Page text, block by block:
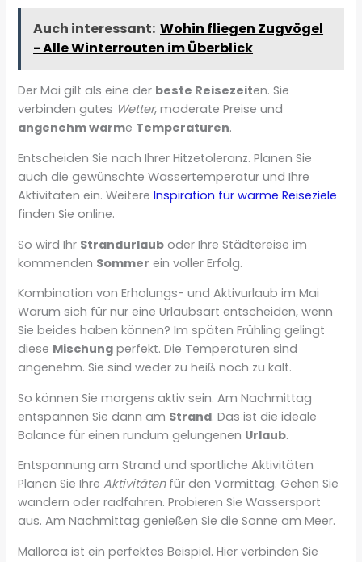
Auch interessant: Wohin fliegen Zugvögel
- Alle Winterrouten im Überblick
Der Mai gilt als eine der beste Reisezeiten. Sie
verbinden gutes Wetter, moderate Preise und
angenehm warme Temperaturen.
Entscheiden Sie nach Ihrer Hitzetoleranz. Planen Sie
auch die gewünschte Wassertemperatur und Ihre
Aktivitäten ein. WeitereInspiration für warme Reiseziele
finden Sie online.
So wird Ihr Strandurlaub oder Ihre Städtereise im
kommenden Sommer ein voller Erfolg.
Kombination von Erholungs- und Aktivurlaub im Mai
Warum sich für nur eine Urlaubsart entscheiden, wenn
Sie beides haben können? Im späten Frühling gelingt
diese Mischung perfekt. Die Temperaturen sind
angenehm. Sie sind weder zu heiß noch zu kalt.
So können Sie morgens aktiv sein. Am Nachmittag
entspannen Sie dann am Strand. Das ist die ideale
Balance für einen rundum gelungenen Urlaub.
Entspannung am Strand und sportliche Aktivitäten
Planen Sie IhreAktivitätenfür den Vormittag. Gehen Sie
wandern oder radfahren. Probieren Sie Wassersport
aus. Am Nachmittag genießen Sie die Sonne am Meer.
Mallorca ist ein perfektes Beispiel. Hier verbinden Sie